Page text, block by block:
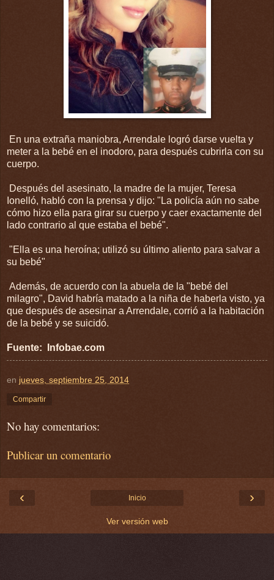
En una extraña maniobra, Arrendale logró darse vuelta y
meter a la bebé en el inodoro, para después cubrirla con su
cuerpo.
Después del asesinato, la madre de la mujer, Teresa
Ionelló, habló con la prensa y dijo: "La policía aún no sabe
cómo hizo ella para girar su cuerpo y caer exactamente del
lado contrario al que estaba el bebé".
"Ella es una heroína; utilizó su último aliento para salvar a
su bebé"
Además, de acuerdo con la abuela de la "bebé del
milagro", David habría matado a la niña de haberla visto, ya
que después de asesinar a Arrendale, corrió a la habitación
de la bebé y se suicidó.
Fuente: Infobae.com
en jueves, septiembre 25, 2014
Compartir
No hay comentarios:
Publicar un comentario
‹ ›
Inicio
Ver versión web